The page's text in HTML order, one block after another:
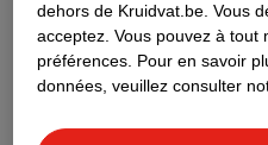
Découvrez dès maintenant
de marque Kruidvat préférés !
dehors de Kruidvat.be. Vous
acceptez. Vous pouvez à tout
préférences. Pour en savoir
données, veuillez consulter